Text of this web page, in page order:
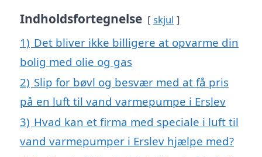
Indholdsfortegnelse skjul
1) Det bliver ikke billigere at opvarme din
bolig med olie og gas
2) Slip for bøvl og besvær med at få pris
på en luft til vand varmepumpe i Erslev
3) Hvad kan et firma med speciale i luft til
vand varmepumper i Erslev hjælpe med?